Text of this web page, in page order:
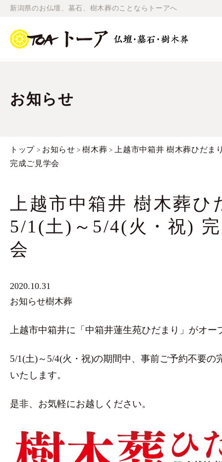
新潟県のお仏壇、墓石、樹木葬のことならトーアへ
お知らせ
トップ > お知らせ >樹木葬 > 上越市中箱井 樹木葬ひだま
完成ご見学会
上越市中箱井 樹木葬ひ
5/1(土)～5/4(火・祝)
会
2020.10.31
お知らせ樹木葬
上越市中箱井に「中箱井蓮生苑ひだまり」がオ
5/1(土)～5/4(火・祝)の期間中、事前ご予約不要の
いたします。
是非、お気軽にお越しください。